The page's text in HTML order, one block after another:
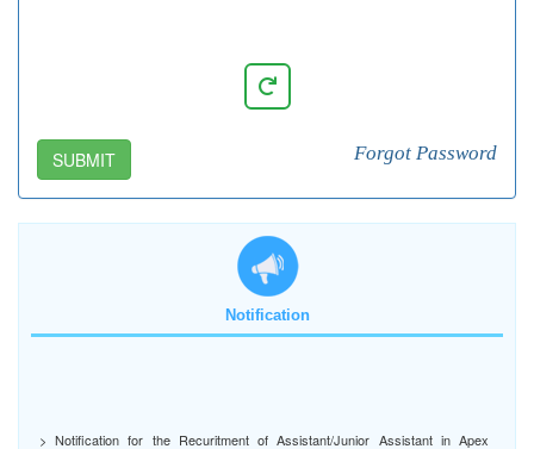
Forgot Password
SUBMIT
Notification
> Notification for the Recuritment of Assistant/Junior Assistant in Apex